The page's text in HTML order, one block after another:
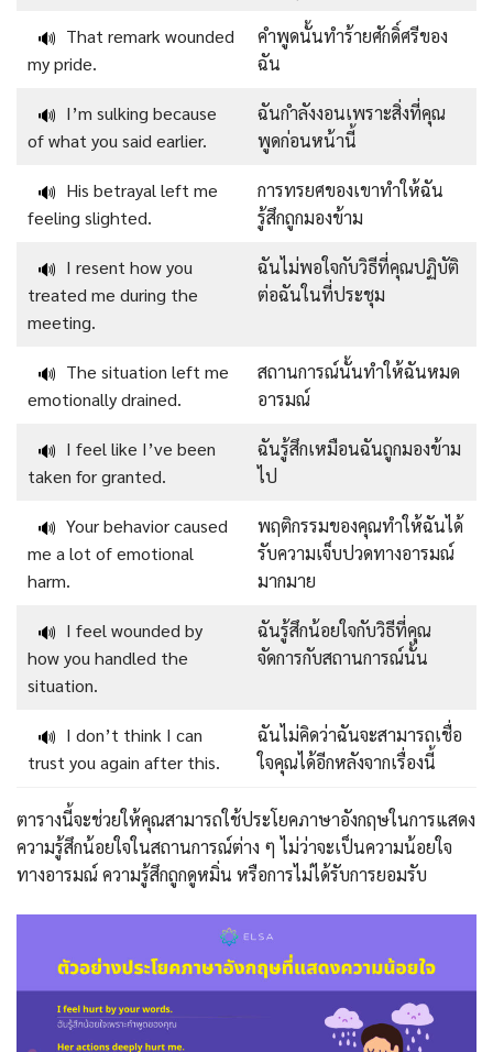
🔊 That remark wounded
my pride.
คำพูดนั้นทำร้ายศักดิ์ศรีของ
ฉัน
🔊 I’m sulking because
of what you said earlier.
ฉันกำลังงอนเพราะสิ่งที่คุณ
พูดก่อนหน้านี้
🔊 His betrayal left me
feeling slighted.
การทรยศของเขาทำให้ฉัน
รู้สึกถูกมองข้าม
🔊 I resent how you
treated me during the
meeting.
ฉันไม่พอใจกับวิธีที่คุณปฏิบัติ
ต่อฉันในที่ประชุม
🔊 The situation left me
emotionally drained.
สถานการณ์นั้นทำให้ฉันหมด
อารมณ์
🔊 I feel like I’ve been
taken for granted.
ฉันรู้สึกเหมือนฉันถูกมองข้าม
ไป
🔊 Your behavior caused
me a lot of emotional
harm.
พฤติกรรมของคุณทำให้ฉันได้
รับความเจ็บปวดทางอารมณ์
มากมาย
🔊 I feel wounded by
how you handled the
situation.
ฉันรู้สึกน้อยใจกับวิธีที่คุณ
จัดการกับสถานการณ์นั้น
🔊 I don’t think I can
trust you again after this.
ฉันไม่คิดว่าฉันจะสามารถเชื่อ
ใจคุณได้อีกหลังจากเรื่องนี้
ตารางนี้จะช่วยให้คุณสามารถใช้ประโยคภาษาอังกฤษในการแสดง
ความรู้สึกน้อยใจในสถานการณ์ต่าง ๆ ไม่ว่าจะเป็นความน้อยใจ
ทางอารมณ์ ความรู้สึกถูกดูหมิ่น หรือการไม่ได้รับการยอมรับ